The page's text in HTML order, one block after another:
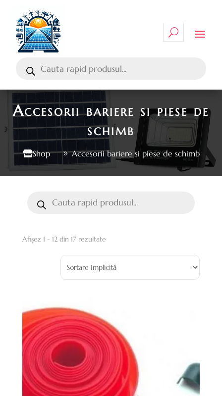
Accesorii bariere si piese de
schimb
Shop Accesorii bariere si piese de schimb
Afișez 1 - 12 din 17 rezultate